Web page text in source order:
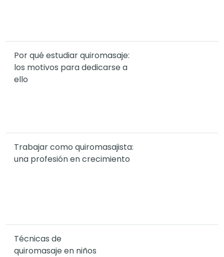
Por qué estudiar quiromasaje:
los motivos para dedicarse a
ello
Trabajar como quiromasajista:
una profesión en crecimiento
Técnicas de
quiromasaje en niños